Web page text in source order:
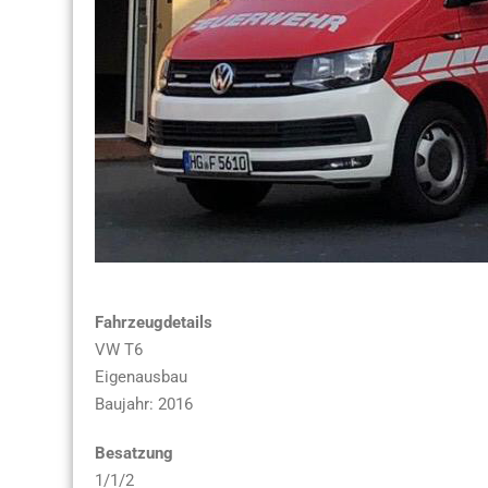
Fahrzeugdetails
VW T6
Eigenausbau
Baujahr: 2016
Besatzung
1/1/2